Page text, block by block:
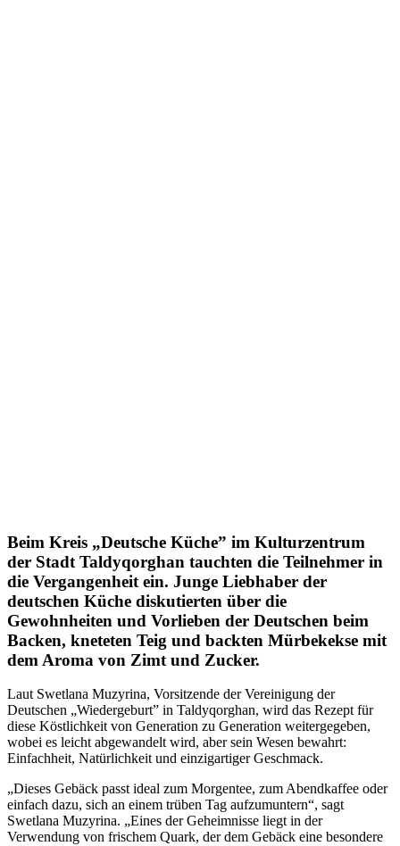
Beim Kreis „Deutsche Küche” im Kulturzentrum
der Stadt Taldyqorghan tauchten die Teilnehmer in
die Vergangenheit ein. Junge Liebhaber der
deutschen Küche diskutierten über die
Gewohnheiten und Vorlieben der Deutschen beim
Backen, kneteten Teig und backten Mürbekekse mit
dem Aroma von Zimt und Zucker.
Laut Swetlana Muzyrina, Vorsitzende der Vereinigung der
Deutschen „Wiedergeburt” in Taldyqorghan, wird das Rezept für
diese Köstlichkeit von Generation zu Generation weitergegeben,
wobei es leicht abgewandelt wird, aber sein Wesen bewahrt:
Einfachheit, Natürlichkeit und einzigartiger Geschmack.
„Dieses Gebäck passt ideal zum Morgentee, zum Abendkaffee oder
einfach dazu, sich an einem trüben Tag aufzumuntern“, sagt
Swetlana Muzyrina. „Eines der Geheimnisse liegt in der
Verwendung von frischem Quark, der dem Gebäck eine besondere